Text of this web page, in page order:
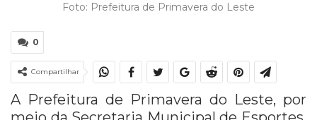
Foto: Prefeitura de Primavera do Leste
0
Compartilhar
A Prefeitura de Primavera do Leste, por